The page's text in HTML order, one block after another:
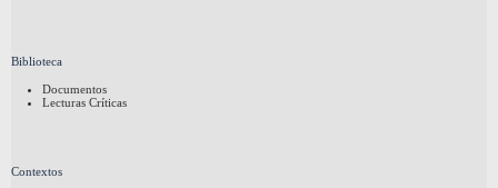
Biblioteca
Documentos
Lecturas Críticas
Contextos